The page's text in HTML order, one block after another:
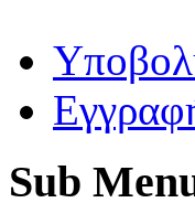
Sub